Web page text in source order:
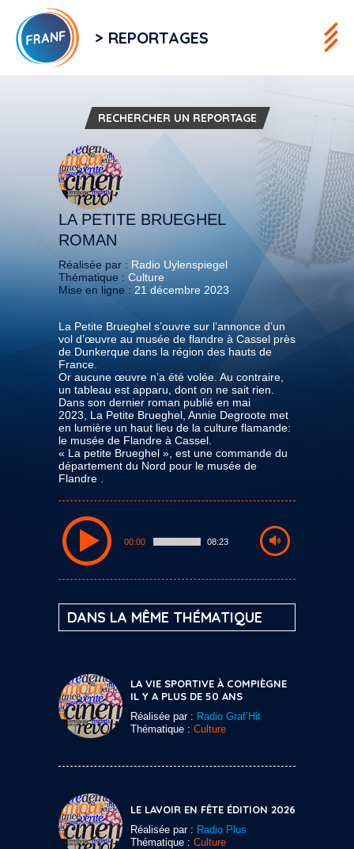
> REPORTAGES
RECHERCHER UN REPORTAGE
LA PETITE BRUEGHEL
ROMAN
Réalisée par : Radio Uylenspiegel
Thématique : Culture
Mise en ligne : 21 décembre 2023
La Petite Brueghel s’ouvre sur l’annonce d’un
vol d’œuvre au musée de flandre à Cassel près
de Dunkerque dans la région des hauts de
France.
Or aucune œuvre n’a été volée. Au contraire,
un tableau est apparu, dont on ne sait rien.
Dans son dernier roman publié en mai
2023, La Petite Brueghel, Annie Degroote met
en lumière un haut lieu de la culture flamande:
le musée de Flandre à Cassel.
« La petite Brueghel », est une commande du
département du Nord pour le musée de
Flandre .
00:00 08:23
DANS LA MÊME THÉMATIQUE
LA VIE SPORTIVE À COMPIÈGNE
IL Y A PLUS DE 50 ANS
Réalisée par : Radio Graf’Hit
Thématique : Culture
LE LAVOIR EN FÊTE ÉDITION 2026
Réalisée par : Radio Plus
Thématique : Culture